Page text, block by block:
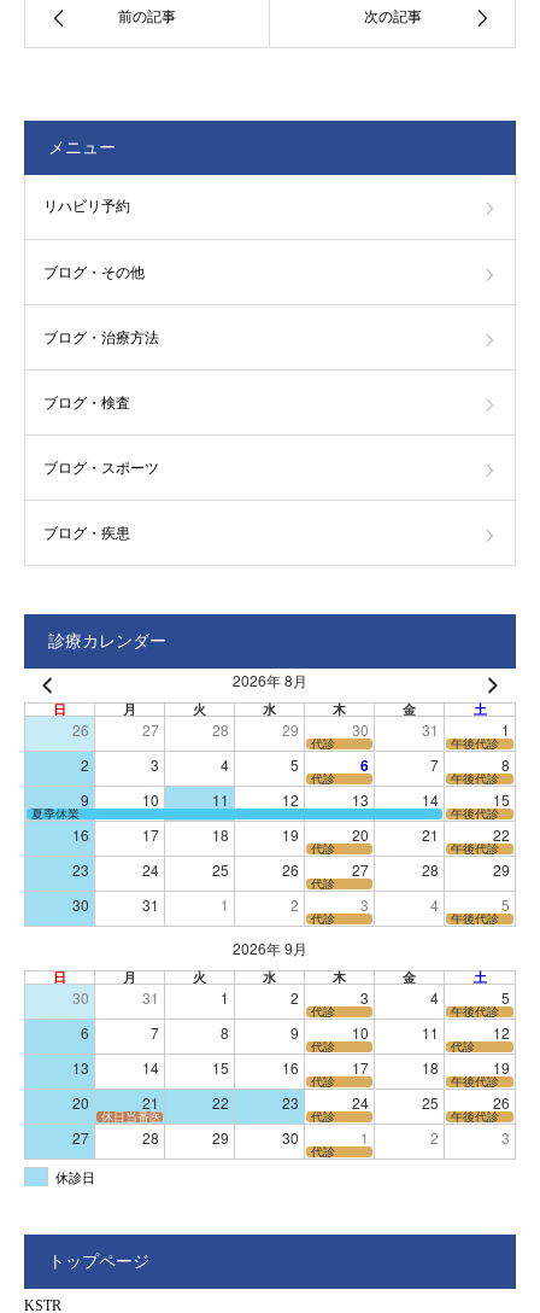
前の記事 次の記事
メニュー
リハビリ予約
ブログ・その他
ブログ・治療方法
ブログ・検査
ブログ・スポーツ
ブログ・疾患
診療カレンダー
2026年 8月
日 月 火 水 木 金 土
26 27 28 29 30 31 1
代診 午後代診
2 3 4 5 6 7 8
代診 午後代診
9 10 11 12 13 14 15
夏季休業 午後代診
16 17 18 19 20 21 22
代診 午後代診
23 24 25 26 27 28 29
代診
30 31 1 2 3 4 5
代診 午後代診
2026年 9月
日 月 火 水 木 金 土
30 31 1 2 3 4 5
代診 午後代診
6 7 8 9 10 11 12
代診 代診
13 14 15 16 17 18 19
代診 午後代診
20 21 22 23 24 25 26
休日当番医 代診 午後代診
27 28 29 30 1 2 3
代診
休診日
トップページ
KSTR